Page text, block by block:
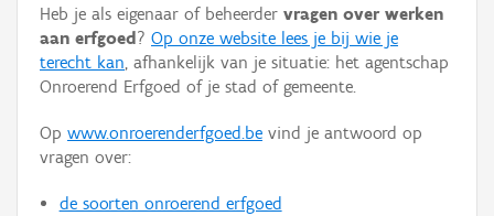
Hergebruik
Aanmelden
Heb je als eigenaar of beheerder vragen over werken
aan erfgoed ? Op onze website lees je bij wie je
terecht kan, afhankelijk van je situatie: het agentschap
Onroerend Erfgoed of je stad of gemeente.
Op www.onroerenderfgoed.be vind je antwoord op
vragen over:
de soorten onroerend erfgoed